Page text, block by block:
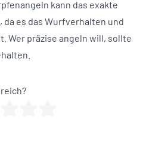
kann das exakte
es das Wurfverhalten und
Wer präzise angeln will, sollte